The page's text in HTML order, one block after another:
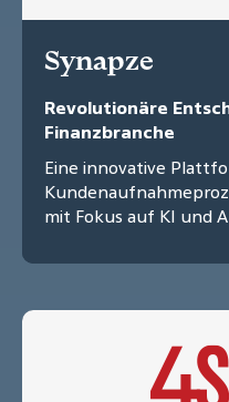
Synapze
Revolutionäre
Finanzbranche
Eine innovative
mit Fokus auf KI und